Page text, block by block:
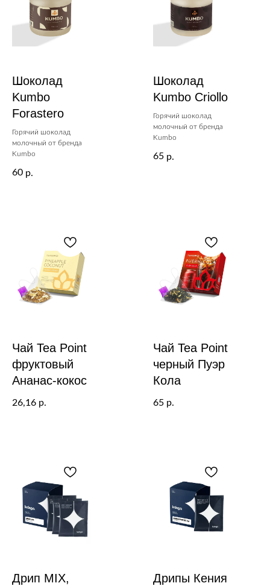
Шоколад
Kumbo
Forastero
Горячий шоколад
молочный от бренда
Kumbo
60 р.
Шоколад
Kumbo Criollo
Горячий шоколад
молочный от бренда
Kumbo
65 р.
Чай Tea Point
фруктовый
Ананас-кокос
26,16 р.
Чай Tea Point
черный Пуэр
Кола
65 р.
Дрип MIX,
Дрипы Кения